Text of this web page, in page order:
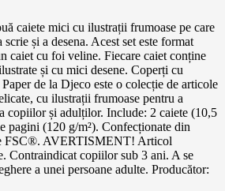
caiete mici cu ilustrații frumoase pe care
și a desena. Acest set este format
caiet cu foi veline. Fiecare caiet conține
și cu mici desene. Coperți cu
de la Djeco este o colecție de articole
cu ilustrații frumoase pentru a
copiilor și adulților. Include: 2 caiete (10,5
pagini (120 g/m²). Confecționate din
FSC®. AVERTISMENT! Articol
Contraindicat copiilor sub 3 ani. A se
a unei persoane adulte. Producător: